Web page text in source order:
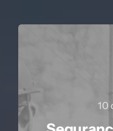
10